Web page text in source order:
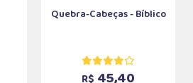
Quebra-Cabeças - Bíblico
R$ 45,40